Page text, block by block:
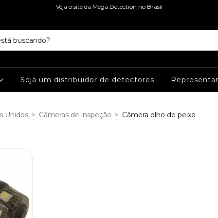
Veja o site da Mega Detection no Brasil
Seja um distribuidor de detectores
Unidos > Câmeras de inspeção > Câmera olho de peixe